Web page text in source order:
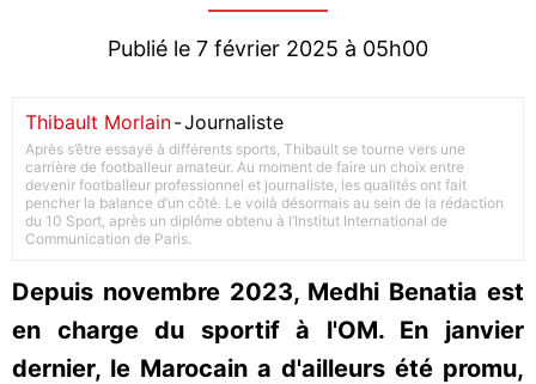
Publié le 7 février 2025 à 05h00
Thibault Morlain-Journaliste
Après s’être essayé à différents sports, Thibault se tourne vers une
carrière de footballeur amateur. Au moment de faire un choix entre
devenir footballeur professionnel et journaliste, les qualités ont fait
pencher la balance d’un côté. Le voilà désormais au sein de la rédaction
du 10 Sport, après un diplôme obtenu à l’Institut International de
Communication de Paris.
Depuis novembre 2023, Medhi Benatia est
en charge du sportif à l'OM. En janvier
dernier, le Marocain a d'ailleurs été promu,